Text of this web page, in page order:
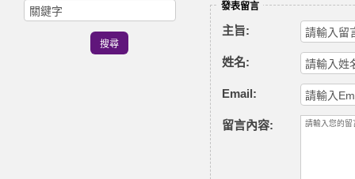
發表留言
主旨:
姓名:
Email:
留言內容: